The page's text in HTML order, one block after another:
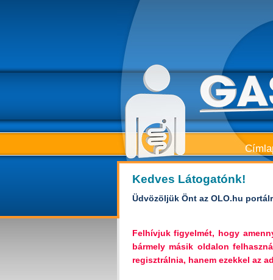
Kedves Látogatónk!
Üdvözöljük Önt az OLO.hu
Felhívjuk figyelmét, hogy
bármely másik oldalon
regisztrálnia, hanem ezekkel az